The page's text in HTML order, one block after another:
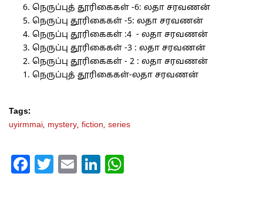
நெருப்புத் தூரிகைகள் -6: லதா சரவணன்
நெருப்பு தூரிகைகள் -5: லதா சரவணன்
நெருப்பு தூரிகைகள் :4 - லதா சரவணன்
நெருப்பு தூரிகைகள் -3 : லதா சரவணன்
நெருப்பு தூரிகைகள் - 2 : லதா சரவணன்
நெருப்புத் தூரிகைகள்-லதா சரவணன்
Tags:
uyirmmai, mystery, fiction, series
Facebook
Twitter
EmailLinkedIn